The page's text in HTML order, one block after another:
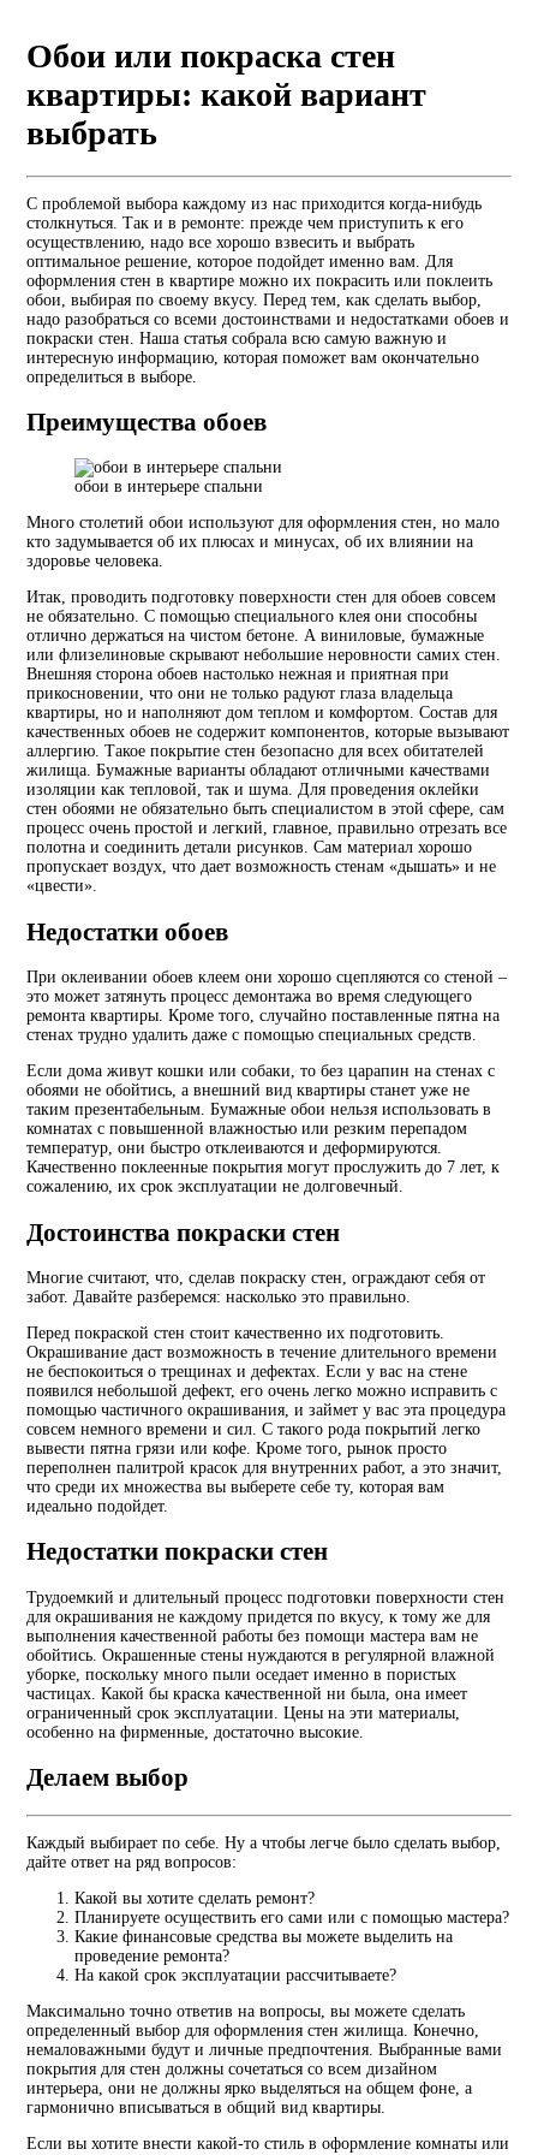
Обои или покраска стен
квартиры: какой вариант
выбрать
С проблемой выбора каждому из нас приходится когда-нибудь
столкнуться. Так и в ремонте: прежде чем приступить к его
осуществлению, надо все хорошо взвесить и выбрать
оптимальное решение, которое подойдет именно вам. Для
оформления стен в квартире можно их покрасить или поклеить
обои, выбирая по своему вкусу. Перед тем, как сделать выбор,
надо разобраться со всеми достоинствами и недостатками обоев и
покраски стен. Наша статья собрала всю самую важную и
интересную информацию, которая поможет вам окончательно
определиться в выборе.
Преимущества обоев
обои в интерьере спальни
Много столетий обои используют для оформления стен, но мало
кто задумывается об их плюсах и минусах, об их влиянии на
здоровье человека.
Итак, проводить подготовку поверхности стен для обоев совсем
не обязательно. С помощью специального клея они способны
отлично держаться на чистом бетоне. А виниловые, бумажные
или флизелиновые скрывают небольшие неровности самих стен.
Внешняя сторона обоев настолько нежная и приятная при
прикосновении, что они не только радуют глаза владельца
квартиры, но и наполняют дом теплом и комфортом. Состав для
качественных обоев не содержит компонентов, которые вызывают
аллергию. Такое покрытие стен безопасно для всех обитателей
жилища. Бумажные варианты обладают отличными качествами
изоляции как тепловой, так и шума. Для проведения оклейки
стен обоями не обязательно быть специалистом в этой сфере, сам
процесс очень простой и легкий, главное, правильно отрезать все
полотна и соединить детали рисунков. Сам материал хорошо
пропускает воздух, что дает возможность стенам «дышать» и не
«цвести».
Недостатки обоев
При оклеивании обоев клеем они хорошо сцепляются со стеной –
это может затянуть процесс демонтажа во время следующего
ремонта квартиры. Кроме того, случайно поставленные пятна на
стенах трудно удалить даже с помощью специальных средств.
Если дома живут кошки или собаки, то без царапин на стенах с
обоями не обойтись, а внешний вид квартиры станет уже не
таким презентабельным. Бумажные обои нельзя использовать в
комнатах с повышенной влажностью или резким перепадом
температур, они быстро отклеиваются и деформируются.
Качественно поклеенные покрытия могут прослужить до 7 лет, к
сожалению, их срок эксплуатации не долговечный.
Достоинства покраски стен
Многие считают, что, сделав покраску стен, ограждают себя от
забот. Давайте разберемся: насколько это правильно.
Перед покраской стен стоит качественно их подготовить.
Окрашивание даст возможность в течение длительного времени
не беспокоиться о трещинах и дефектах. Если у вас на стене
появился небольшой дефект, его очень легко можно исправить с
помощью частичного окрашивания, и займет у вас эта процедура
совсем немного времени и сил. С такого рода покрытий легко
вывести пятна грязи или кофе. Кроме того, рынок просто
переполнен палитрой красок для внутренних работ, а это значит,
что среди их множества вы выберете себе ту, которая вам
идеально подойдет.
Недостатки покраски стен
Трудоемкий и длительный процесс подготовки поверхности стен
для окрашивания не каждому придется по вкусу, к тому же для
выполнения качественной работы без помощи мастера вам не
обойтись. Окрашенные стены нуждаются в регулярной влажной
уборке, поскольку много пыли оседает именно в пористых
частицах. Какой бы краска качественной ни была, она имеет
ограниченный срок эксплуатации. Цены на эти материалы,
особенно на фирменные, достаточно высокие.
Делаем выбор
Каждый выбирает по себе. Ну а чтобы легче было сделать выбор,
дайте ответ на ряд вопросов:
Какой вы хотите сделать ремонт?
Планируете осуществить его сами или с помощью мастера?
Какие финансовые средства вы можете выделить на
проведение ремонта?
На какой срок эксплуатации рассчитываете?
Максимально точно ответив на вопросы, вы можете сделать
определенный выбор для оформления стен жилища. Конечно,
немаловажными будут и личные предпочтения. Выбранные вами
покрытия для стен должны сочетаться со всем дизайном
интерьера, они не должны ярко выделяться на общем фоне, а
гармонично вписываться в общий вид квартиры.
Если вы хотите внести какой-то стиль в оформление комнаты или